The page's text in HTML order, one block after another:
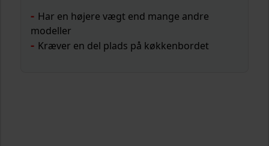
Har en højere vægt end mange andre
modeller
Kræver en del plads på køkkenbordet